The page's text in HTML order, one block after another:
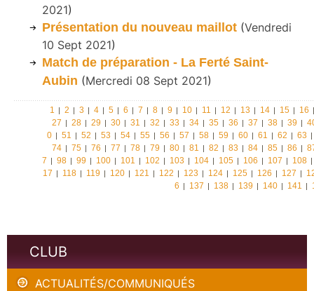
2021)
Présentation du nouveau maillot (Vendredi
10 Sept 2021)
Match de préparation - La Ferté Saint-
Aubin (Mercredi 08 Sept 2021)
1 2 3 4 5 6 7 8 9 10 11 12 13 14 15
16
27
28 29 30 31 32 33 34 35 36 37 38 39
0
51 52 53 54 55 56 57 58 59 60 61 62
63
74
75 76 77 78 79 80 81 82 83 84 85 86
7
98 99 100 101 102 103 104 105 106 107
108
17
118 119 120 121 122 123 124 125 126 127
6
137 138 139 140 141
CLUB
ACTUALITÉS/COMMUNIQUÉS